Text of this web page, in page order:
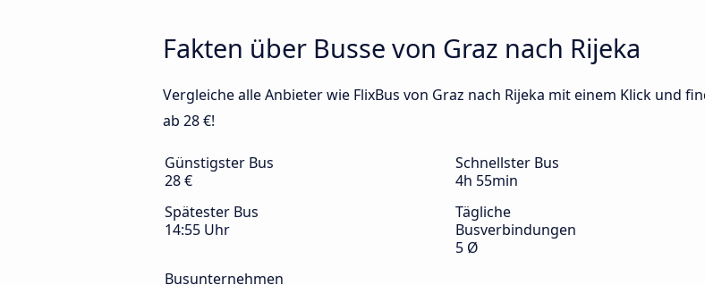
Fakten über Busse von Graz nach Rijeka
Vergleiche alle Anbieter wie FlixBus von Graz nach Rijeka mit einem Klick und
ab 28 €!
Günstigster Bus
28 €
Schnellster Bus
4h 55min
Spätester Bus
14:55 Uhr
Tägliche
Busverbindungen
5 Ø
Busunternehmen